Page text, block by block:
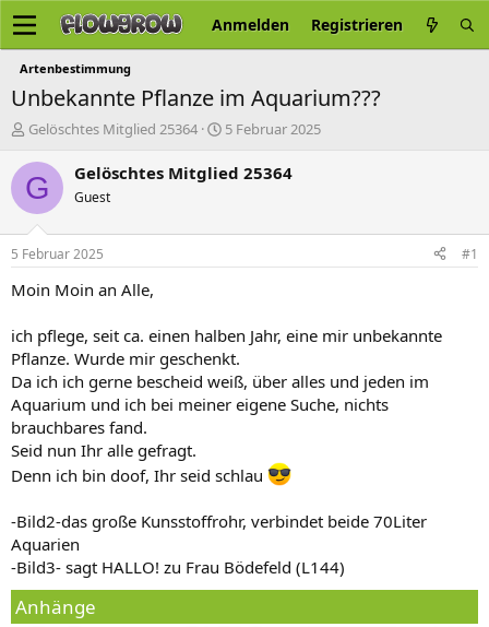
Anmelden Registrieren
Artenbestimmung
Unbekannte Pflanze im Aquarium???
E
s
t
l
e
r
Gelöschtes Mitglied 25364
E
s
t
5 Februar 2025
G Gelöschtes Mitglied 25364
Guest
5 Februar 2025 #1
Moin Moin an Alle,
ich pflege, seit ca. einen halben Jahr, eine mir unbekannte
Pflanze. Wurde mir geschenkt.
Da ich ich gerne bescheid weiß, über alles und jeden im
Aquarium und ich bei meiner eigene Suche, nichts
brauchbares fand.
Seid nun Ihr alle gefragt.
Denn ich bin doof, Ihr seid schlau
-Bild2-das große Kunsstoffrohr, verbindet beide 70Liter
Aquarien
-Bild3- sagt HALLO! zu Frau Bödefeld (L144)
Anhänge